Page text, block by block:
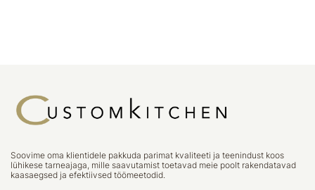
Soovime oma klientidele pakkuda parimat kvaliteeti ja teenindust koos
lühikese tarneajaga, mille saavutamist toetavad meie poolt rakendatavad
kaasaegsed ja efektiivsed töömeetodid.